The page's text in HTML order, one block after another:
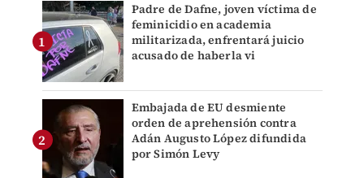
Padre de Dafne, joven víctima de
feminicidio en academia
militarizada, enfrentará juicio
acusado de haberla vi
Embajada de EU desmiente
orden de aprehensión contra
Adán Augusto López difundida
por Simón Levy